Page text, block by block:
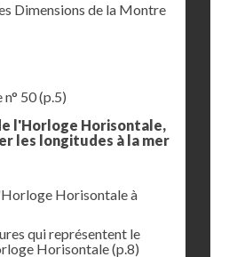
Dimensions de la Montre
50(p.5)
l'Horloge Horisontale,
les longitudes à la mer
Horisontale à
qui représentent le
Horisontale(p.8)